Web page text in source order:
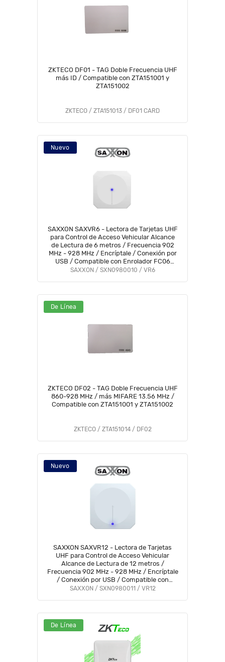
ZKTECO DF01 - TAG Doble Frecuencia UHF
más ID / Compatible con ZTA151001 y
ZTA151002
ZKTECO / ZTA151013 / DF01 CARD
Nuevo
SAXXON SAXVR6 - Lectora de Tarjetas UHF
para Control de Acceso Vehicular Alcance
de Lectura de 6 metros / Frecuencia 902
MHz - 928 MHz / Encríptale / Conexión por
USB / Compatible con Enrolador FC06
#SXN01
SAXXON / SXN0980010 / VR6
De Línea
ZKTECO DF02 - TAG Doble Frecuencia UHF
860-928 MHz / más MIFARE 13.56 MHz /
Compatible con ZTA151001 y ZTA151002
ZKTECO / ZTA151014 / DF02
Nuevo
SAXXON SAXVR12 - Lectora de Tarjetas
UHF para Control de Acceso Vehicular
Alcance de Lectura de 12 metros /
Frecuencia 902 MHz - 928 MHz / Encríptale
/ Conexión por USB / Compatible con
Enrolador FC06 #SXN01
SAXXON / SXN0980011 / VR12
De Línea